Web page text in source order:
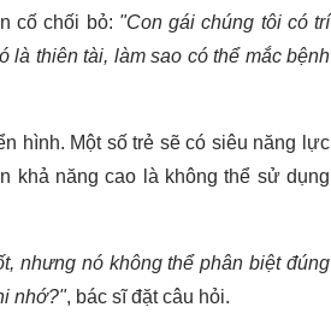
cố chối bỏ: "Con gái chúng tôi có trí
là thiên tài, làm sao có thể mắc bệnh
hình. Một số trẻ sẽ có siêu năng lực
khả năng cao là không thể sử dụng
nhưng nó không thể phân biệt đúng
nhớ?", bác sĩ đặt câu hỏi.